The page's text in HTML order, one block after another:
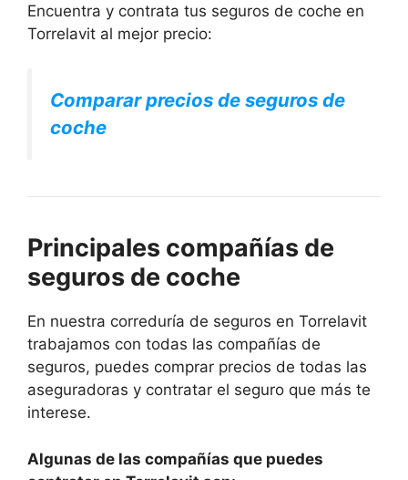
Encuentra y contrata tus seguros de coche en
Torrelavit al mejor precio:
Comparar precios de seguros de
coche
Principales compañías de
seguros de coche
En nuestra correduría de seguros en Torrelavit
trabajamos con todas las compañías de
seguros, puedes comprar precios de todas las
aseguradoras y contratar el seguro que más te
interese.
Algunas de las compañías que puedes